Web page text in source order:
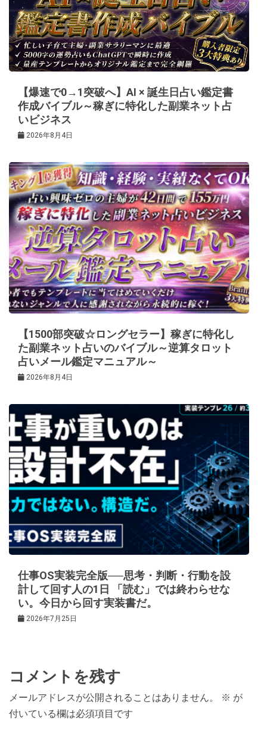
シ
ョ
ン【爆速で0→1突破へ】AI × 誕生日占い鑑定書
作成バイブル～稼ぎに特化した副業ネット占
いビジネス
2026年8月4日
【1500部突破☆ロングセラー】稼ぎに特化し
た副業ネット占いのバイブル～逆算タロット
占いメール鑑定マニュアル～
2026年8月4日
仕事OS実装完全版──思考・判断・行動を設
計して回す人の1日 「読む」では終わらせな
い。今日から回す実装書だ。
2026年7月25日
コメントを残す
メールアドレスが公開されることはありません。 ※ が
付いている欄は必須項目です